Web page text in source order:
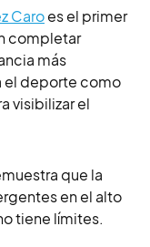
Caroes el primer
completar
más
el deporte como
visibilizar el
que la
en el alto
tiene límites.